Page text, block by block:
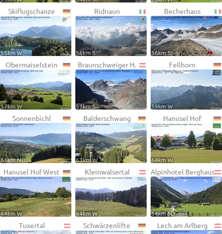
Skiflugschanze
55km W
Ridnaun
56km S
Becherhaus
56km S
Obermaiselstein
57km W
Braunschweiger H.
57km S
Fellhorn
59km W
Sonnenbichl
61km NO
Balderschwang
63km W
Hanusel Hof
64km W
Hanusel Hof West
64km W
Kleinwalsertal
64km W
Alpinhotel Berghaus
64km SO
Tuxertal Schwärzenlifte Lech am Arlberg